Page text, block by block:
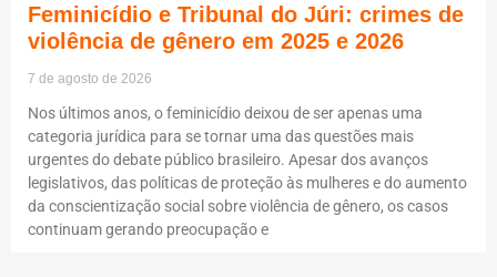
Feminicídio e Tribunal do Júri: crimes de
violência de gênero em 2025 e 2026
7 de agosto de 2026
Nos últimos anos, o feminicídio deixou de ser apenas uma
categoria jurídica para se tornar uma das questões mais
urgentes do debate público brasileiro. Apesar dos avanços
legislativos, das políticas de proteção às mulheres e do aumento
da conscientização social sobre violência de gênero, os casos
continuam gerando preocupação e